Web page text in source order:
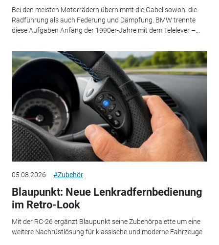
Bei den meisten Motorrädern übernimmt die Gabel sowohl die
Radführung als auch Federung und Dämpfung. BMW trennte
diese Aufgaben Anfang der 1990er-Jahre mit dem Telelever –...
05.08.2026 #Zubehör
Blaupunkt: Neue Lenkradfernbedienung
im Retro-Look
Mit der RC-26 ergänzt Blaupunkt seine Zubehörpalette um eine
weitere Nachrüstlösung für klassische und moderne Fahrzeuge.